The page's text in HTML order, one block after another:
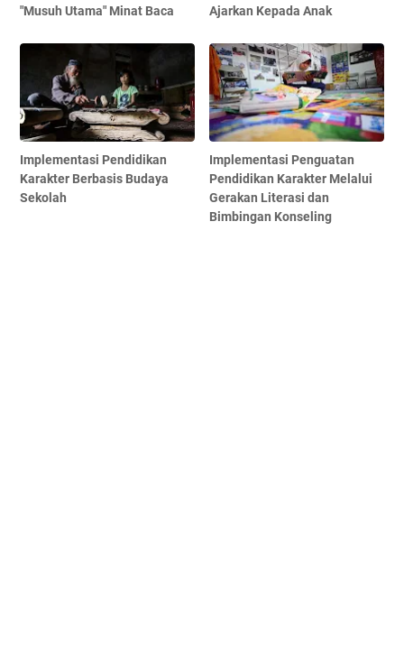
"Musuh Utama" Minat Baca
Ajarkan Kepada Anak
Implementasi Pendidikan
Karakter Berbasis Budaya
Sekolah
Implementasi Penguatan
Pendidikan Karakter Melalui
Gerakan Literasi dan
Bimbingan Konseling